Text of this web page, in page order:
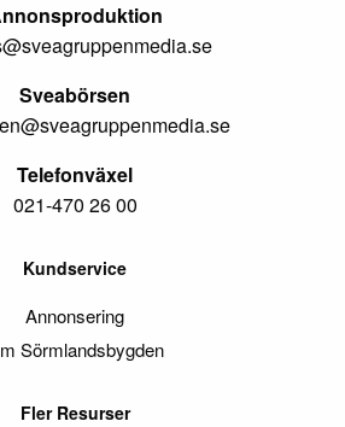
Sveabörsen
Telefonväxel
021-470 26 00
Kundservice
Annonsering
Sörmlandsbygden
Fler Resurser